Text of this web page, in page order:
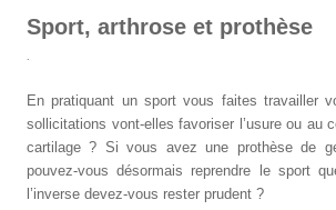
Sport, arthrose et prothèse
En pratiquant un sport vous faites travailler
sollicitations vont-elles favoriser l’usure ou au
cartilage ? Si vous avez une prothèse de
pouvez-vous désormais reprendre le sport
l’inverse devez-vous rester prudent ?